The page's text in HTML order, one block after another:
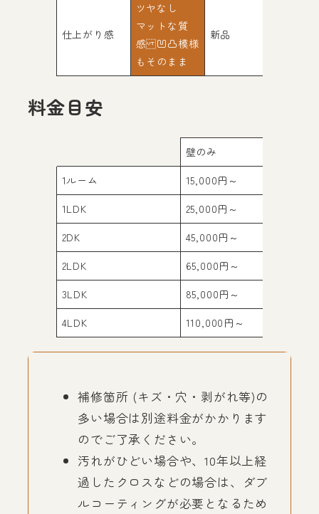
仕上がり感
ツヤなし
マットな質
感 凹凸模様
もそのまま
新品
料金目安
壁のみ
1ルーム
15,000円～
1LDK
25,000円～
2DK
45,000円～
2LDK
65,000円～
3LDK
85,000円～
4LDK
110,000円～
補修箇所 (キズ・穴・剥がれ等)の
多い場合は別途料金がかかります
のでご了承ください。
汚れがひどい場合や、10年以上経
過したクロスなどの場合は、ダブ
ルコーティングが必要となるため